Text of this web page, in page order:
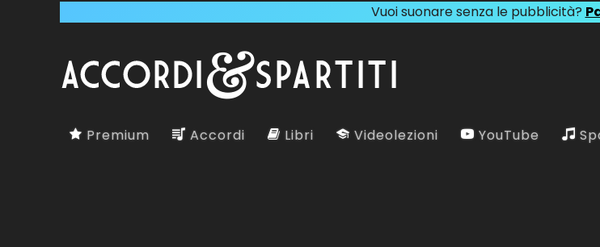
Vuoi suonare senza le pubblicità?
Premium Accordi Libri Videolezioni YouTube